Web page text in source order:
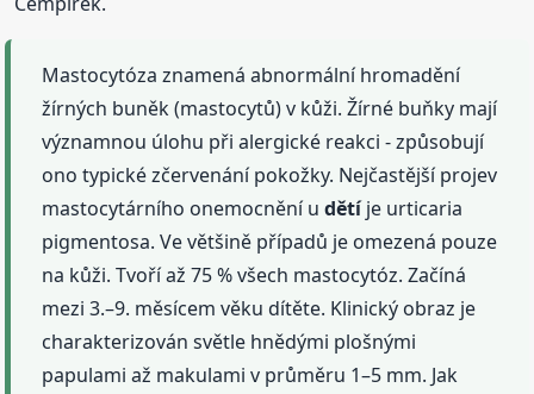
Mastocytóza znamená abnormální hromadění
žírných buněk (mastocytů) v kůži. Žírné buňky mají
významnou úlohu při alergické reakci - způsobují
ono typické zčervenání pokožky. Nejčastější projev
mastocytárního onemocnění udětíje urticaria
pigmentosa. Ve většině případů je omezená pouze
na kůži. Tvoří až 75 % všech mastocytóz. Začíná
mezi 3.–9. měsícem věku dítěte. Klinický obraz je
charakterizován světle hnědými plošnými
papulami až makulami v průměru 1–5 mm. Jak